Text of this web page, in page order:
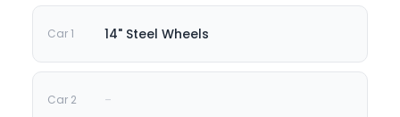
14" Steel Wheels
-